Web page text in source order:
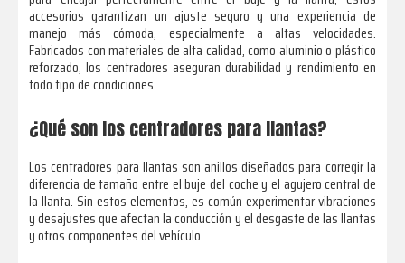
accesorios garantizan un ajuste seguro y una experiencia de
manejo más cómoda, especialmente a altas velocidades.
Fabricados con materiales de alta calidad, como aluminio o plástico
reforzado, los centradores aseguran durabilidad y rendimiento en
todo tipo de condiciones.
¿Qué son los centradores para llantas?
Los centradores para llantas son anillos diseñados para corregir la
diferencia de tamaño entre el buje del coche y el agujero central de
la llanta. Sin estos elementos, es común experimentar vibraciones
y desajustes que afectan la conducción y el desgaste de las llantas
y otros componentes del vehículo.